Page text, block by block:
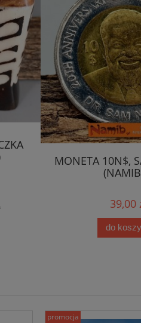
MONETA 10N$,
39,00
do
promocja